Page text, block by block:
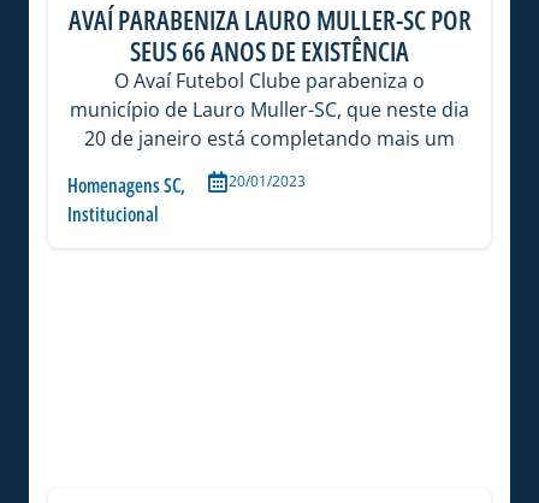
AVAÍ PARABENIZA LAURO MULLER-SC POR
SEUS 66 ANOS DE EXISTÊNCIA
O Avaí Futebol Clube parabeniza o
município de Lauro Muller-SC, que neste dia
20 de janeiro está completando mais um
Homenagens SC,
Institucional
20/01/2023